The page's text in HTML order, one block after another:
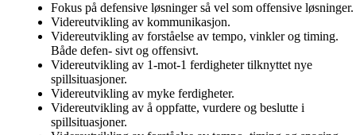
Fokus på defensive løsninger så vel som offensive løsninger.
Videreutvikling av kommunikasjon.
Videreutvikling av forståelse av tempo, vinkler og timing.
Både defen- sivt og offensivt.
Videreutvikling av 1-mot-1 ferdigheter tilknyttet nye
spillsituasjoner.
Videreutvikling av myke ferdigheter.
Videreutvikling av å oppfatte, vurdere og beslutte i
spillsituasjoner.